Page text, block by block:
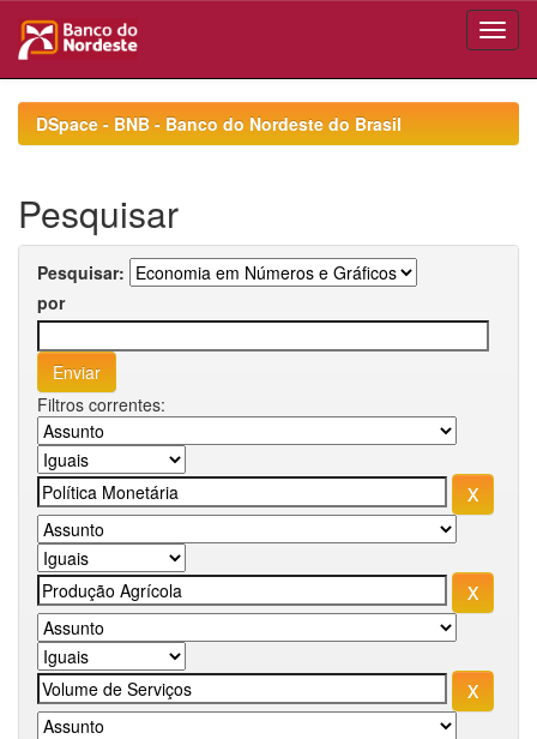
navigationDSpace - BNB - Banco do Nordeste do Brasil
Pesquisar
Pesquisar:
por
Filtros correntes: